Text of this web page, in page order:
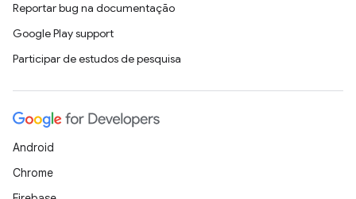
Reportar bug na documentação
Google Play support
Participar de estudos de pesquisa
Android
Chrome